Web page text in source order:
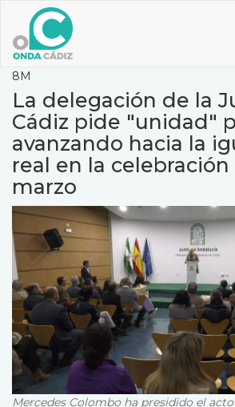
contenido
principal
8M
La delegación de la
Cádiz pide "unidad"
avanzando hacia la
real en la
marzo
Mercedes Colombo ha presidido el